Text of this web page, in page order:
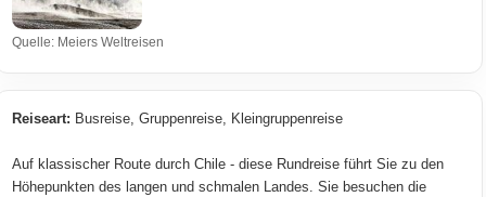
Quelle: Meiers Weltreisen
Reiseart: Busreise, Gruppenreise, Kleingruppenreise
Auf klassischer Route durch Chile - diese Rundreise führt Sie zu den
Höhepunkten des langen und schmalen Landes. Sie besuchen die